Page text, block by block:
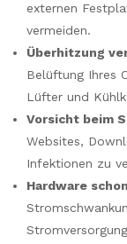
externen
vermeiden.
Überhitzung
Belüftung Ihres
Lüfter und
Vorsicht beim
Websites,
Infektionen zu
Hardware